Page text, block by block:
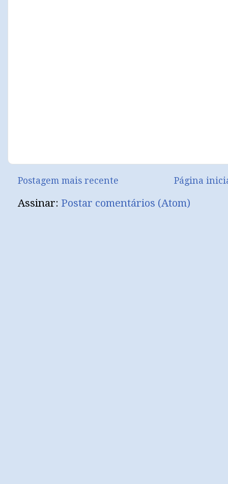
Postagem mais recente Página
Assinar: Postar comentários (Atom)